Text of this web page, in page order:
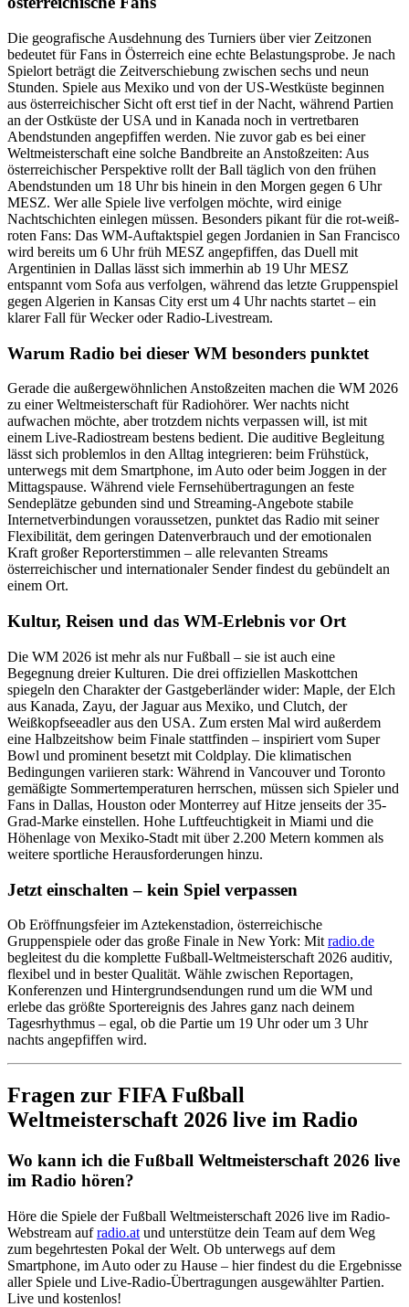
Die geografische Ausdehnung des Turniers über vier Zeitzonen
bedeutet für Fans in Österreich eine echte Belastungsprobe. Je nach
Spielort beträgt die Zeitverschiebung zwischen sechs und neun
Stunden. Spiele aus Mexiko und von der US-Westküste beginnen
aus österreichischer Sicht oft erst tief in der Nacht, während Partien
an der Ostküste der USA und in Kanada noch in vertretbaren
Abendstunden angepfiffen werden. Nie zuvor gab es bei einer
Weltmeisterschaft eine solche Bandbreite an Anstoßzeiten: Aus
österreichischer Perspektive rollt der Ball täglich von den frühen
Abendstunden um 18 Uhr bis hinein in den Morgen gegen 6 Uhr
MESZ. Wer alle Spiele live verfolgen möchte, wird einige
Nachtschichten einlegen müssen. Besonders pikant für die rot-weiß-
roten Fans: Das WM-Auftaktspiel gegen Jordanien in San Francisco
wird bereits um 6 Uhr früh MESZ angepfiffen, das Duell mit
Argentinien in Dallas lässt sich immerhin ab 19 Uhr MESZ
entspannt vom Sofa aus verfolgen, während das letzte Gruppenspiel
gegen Algerien in Kansas City erst um 4 Uhr nachts startet – ein
klarer Fall für Wecker oder Radio-Livestream.
Warum Radio bei dieser WM besonders punktet
Gerade die außergewöhnlichen Anstoßzeiten machen die WM 2026
zu einer Weltmeisterschaft für Radiohörer. Wer nachts nicht
aufwachen möchte, aber trotzdem nichts verpassen will, ist mit
einem Live-Radiostream bestens bedient. Die auditive Begleitung
lässt sich problemlos in den Alltag integrieren: beim Frühstück,
unterwegs mit dem Smartphone, im Auto oder beim Joggen in der
Mittagspause. Während viele Fernsehübertragungen an feste
Sendeplätze gebunden sind und Streaming-Angebote stabile
Internetverbindungen voraussetzen, punktet das Radio mit seiner
Flexibilität, dem geringen Datenverbrauch und der emotionalen
Kraft großer Reporterstimmen – alle relevanten Streams
österreichischer und internationaler Sender findest du gebündelt an
einem Ort.
Kultur, Reisen und das WM-Erlebnis vor Ort
Die WM 2026 ist mehr als nur Fußball – sie ist auch eine
Begegnung dreier Kulturen. Die drei offiziellen Maskottchen
spiegeln den Charakter der Gastgeberländer wider: Maple, der Elch
aus Kanada, Zayu, der Jaguar aus Mexiko, und Clutch, der
Weißkopfseeadler aus den USA. Zum ersten Mal wird außerdem
eine Halbzeitshow beim Finale stattfinden – inspiriert vom Super
Bowl und prominent besetzt mit Coldplay. Die klimatischen
Bedingungen variieren stark: Während in Vancouver und Toronto
gemäßigte Sommertemperaturen herrschen, müssen sich Spieler und
Fans in Dallas, Houston oder Monterrey auf Hitze jenseits der 35-
Grad-Marke einstellen. Hohe Luftfeuchtigkeit in Miami und die
Höhenlage von Mexiko-Stadt mit über 2.200 Metern kommen als
weitere sportliche Herausforderungen hinzu.
Jetzt einschalten – kein Spiel verpassen
Ob Eröffnungsfeier im Aztekenstadion, österreichische
Gruppenspiele oder das große Finale in New York: Mit radio.de
begleitest du die komplette Fußball-Weltmeisterschaft 2026 auditiv,
flexibel und in bester Qualität. Wähle zwischen Reportagen,
Konferenzen und Hintergrundsendungen rund um die WM und
erlebe das größte Sportereignis des Jahres ganz nach deinem
Tagesrhythmus – egal, ob die Partie um 19 Uhr oder um 3 Uhr
nachts angepfiffen wird.
Fragen zur FIFA Fußball
Weltmeisterschaft 2026 live im Radio
Wo kann ich die Fußball Weltmeisterschaft 2026 live
im Radio hören?
Höre die Spiele der Fußball Weltmeisterschaft 2026 live im Radio-
Webstream aufradio.at und unterstütze dein Team auf dem Weg
zum begehrtesten Pokal der Welt. Ob unterwegs auf dem
Smartphone, im Auto oder zu Hause – hier findest du die Ergebnisse
aller Spiele und Live-Radio-Übertragungen ausgewählter Partien.
Live und kostenlos!